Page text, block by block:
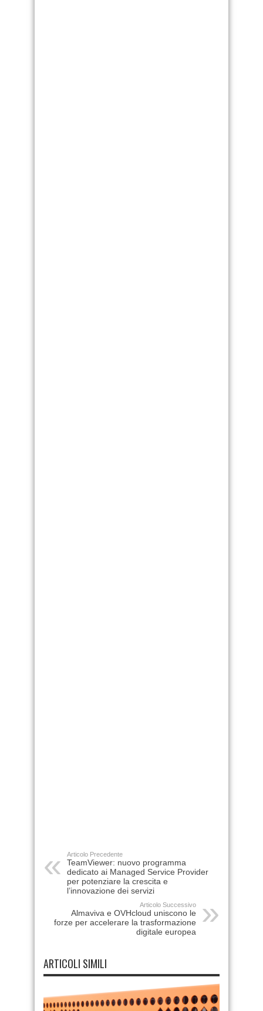
Articolo Precedente
TeamViewer: nuovo programma
dedicato ai Managed Service Provider
per potenziare la crescita e
l’innovazione dei servizi
Articolo Successivo
Almaviva e OVHcloud uniscono le
forze per accelerare la trasformazione
digitale europea
ARTICOLI SIMILI